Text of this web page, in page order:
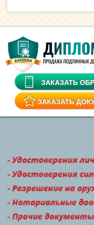
ЗАКАЗАТЬ
ЗАКАЗАТЬ